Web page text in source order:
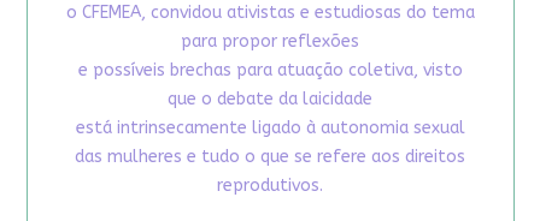
o CFEMEA, convidou ativistas e estudiosas do tema
para propor reflexões
e possíveis brechas para atuação coletiva, visto
que o debate da laicidade
está intrinsecamente ligado à autonomia sexual
das mulheres e tudo o que se refere aos direitos
reprodutivos.